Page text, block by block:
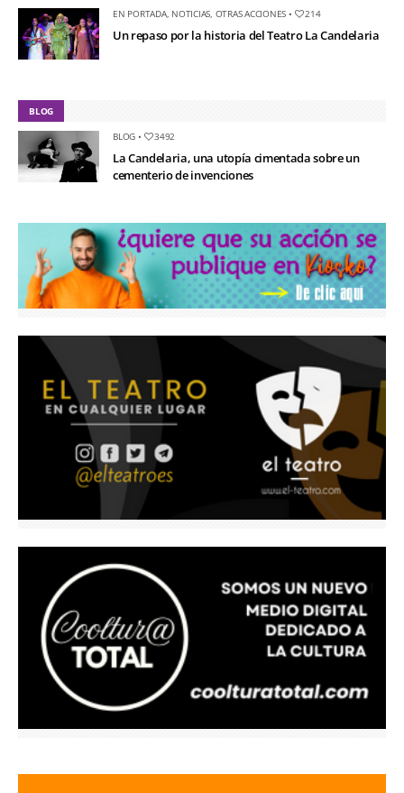
EN PORTADA, NOTICIAS OTRAS ACCIONES • 214
Un repaso por la historia del Teatro La Candelaria
BLOG
BLOG • 3492
La Candelaria, una utopía cimentada sobre un
cementerio de invenciones